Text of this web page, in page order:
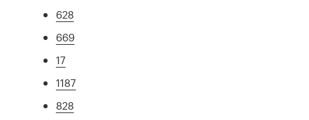
628
669
17
1187
828